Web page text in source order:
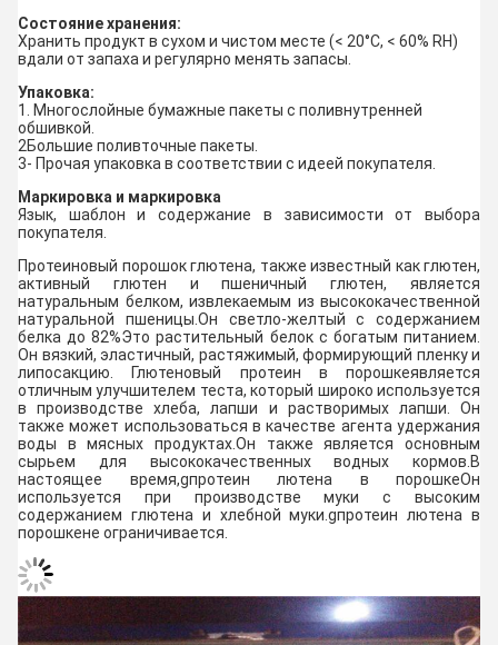
Состояние хранения:
Хранить продукт в сухом и чистом месте (< 20°C, < 60% RH)
вдали от запаха и регулярно менять запасы.
Упаковка:
1. Многослойные бумажные пакеты с поливнутренней
обшивкой.
2Большие поливточные пакеты.
3- Прочая упаковка в соответствии с идеей покупателя.
Маркировка и маркировка
Язык, шаблон и содержание в зависимости от выбора
покупателя.
Протеиновый порошок глютена, также известный как глютен,
активный глютен и пшеничный глютен, является
натуральным белком, извлекаемым из высококачественной
натуральной пшеницы.Он светло-желтый с содержанием
белка до 82%Это растительный белок с богатым питанием.
Он вязкий, эластичный, растяжимый, формирующий пленку и
липосакцию.
Глютеновый протеин в порошкеявляется
отличным улучшителем теста, который широко используется
в производстве хлеба, лапши и растворимых лапши. Он
также может использоваться в качестве агента удержания
воды в мясных продуктах.Он также является основным
сырьем для высококачественных водных кормов.В
настоящее время,gпротеин лютена в порошкеОн
используется при производстве муки с высоким
содержанием глютена и хлебной муки.gпротеин лютена в
порошкене ограничивается.